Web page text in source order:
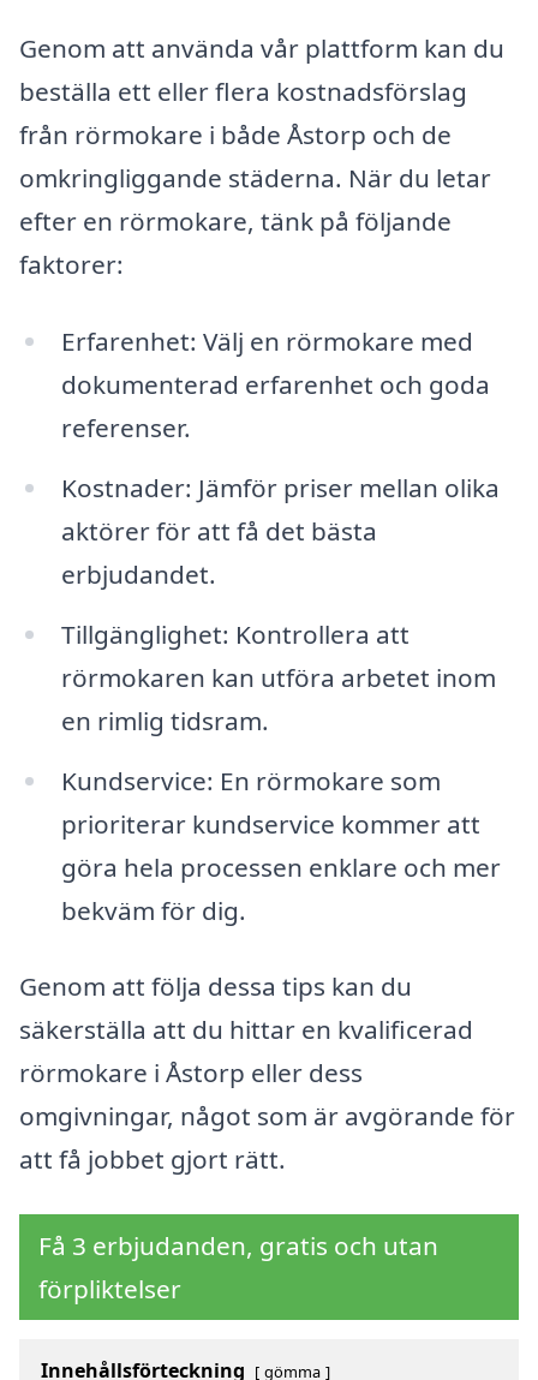
Genom att använda vår plattform kan du
beställa ett eller flera kostnadsförslag
från rörmokare i både Åstorp och de
omkringliggande städerna. När du letar
efter en rörmokare, tänk på följande
faktorer:
Erfarenhet: Välj en rörmokare med
dokumenterad erfarenhet och goda
referenser.
Kostnader: Jämför priser mellan olika
aktörer för att få det bästa
erbjudandet.
Tillgänglighet: Kontrollera att
rörmokaren kan utföra arbetet inom
en rimlig tidsram.
Kundservice: En rörmokare som
prioriterar kundservice kommer att
göra hela processen enklare och mer
bekväm för dig.
Genom att följa dessa tips kan du
säkerställa att du hittar en kvalificerad
rörmokare i Åstorp eller dess
omgivningar, något som är avgörande för
att få jobbet gjort rätt.
Få 3 erbjudanden, gratis och utan
förpliktelser
Innehållsförteckning gömma